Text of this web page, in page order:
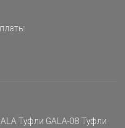
Туфли GALA-08 Туфли